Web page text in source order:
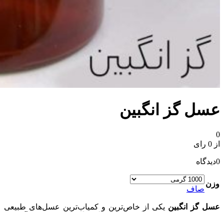
عسل گز انگبین
0
از 0 رای
0دیدگاه
وزن
صاف
عسل گز انگبین یکی از خاص‌ترین و کمیاب‌ترین عسل‌های طبیعی